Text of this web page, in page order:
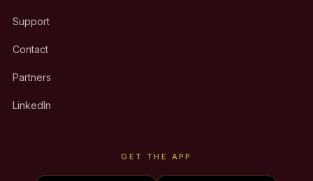
Support
Contact
Partners
LinkedIn
GET THE APP